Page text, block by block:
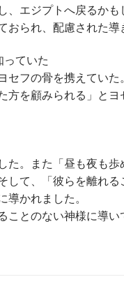
エジプトへ戻るか
られ、配慮された導
ていた
フの骨を携えてい
を顧みられる」と
た。また「昼も夜も
して、「彼らを離れ
かれました。
とのない神様に導い